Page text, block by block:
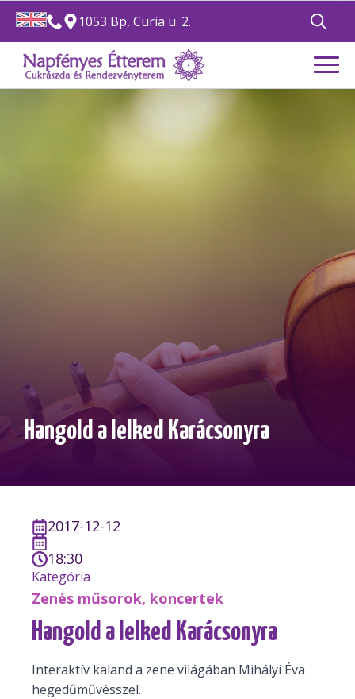
1053 Bp, Curia u. 2.
for:
Hangold a lelked Karácsonyra
2017-12-12
18:30
Kategória
Zenés műsorok, koncertek
Hangold a lelked Karácsonyra
Interaktív kaland a zene világában Mihályi Éva
hegedűművésszel.